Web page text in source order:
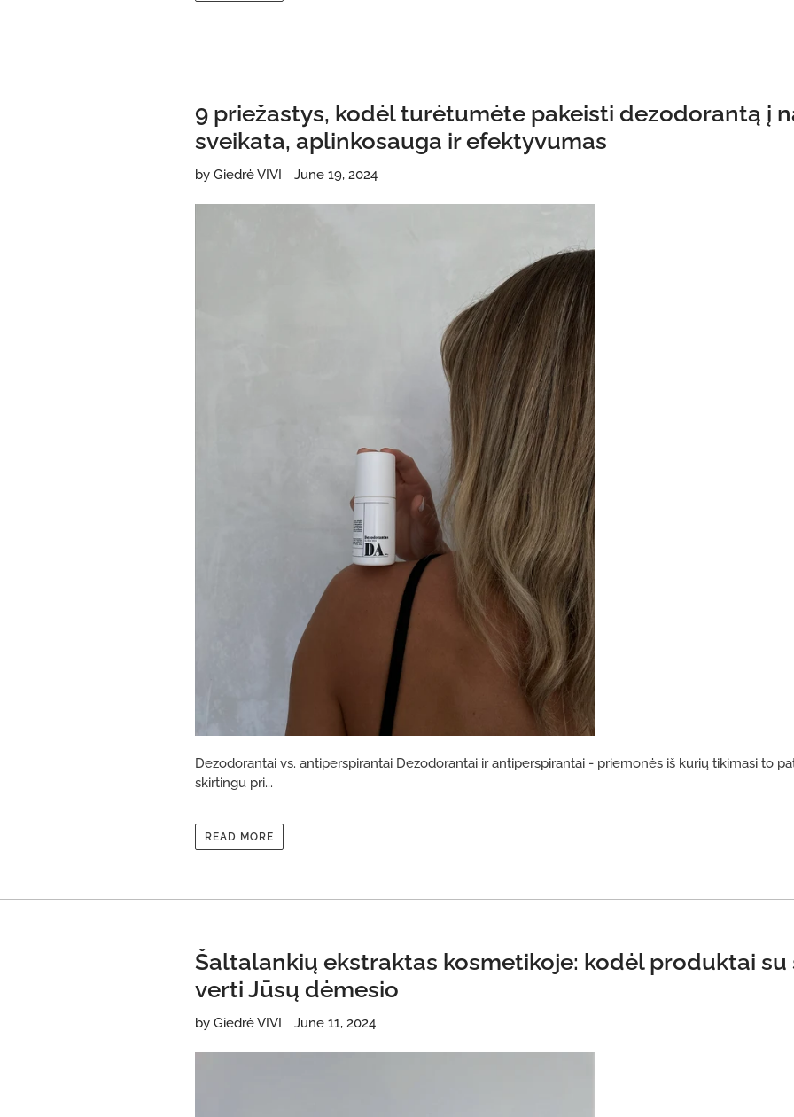
9 priežastys, kodėl turėtumėte pakeisti dezodorantą į
sveikata, aplinkosauga ir efektyvumas
by Giedrė VIVI June 19, 2024
Dezodorantai vs. antiperspirantai Dezodorantai ir antiperspirantai - priemonės iš kurių tikimasi to
skirtingu pri...
READ MORE
Šaltalankių ekstraktas kosmetikoje: kodėl produktai
verti Jūsų dėmesio
by Giedrė VIVI June 11, 2024